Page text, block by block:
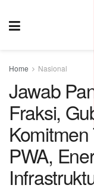
Home Nasional
Jawab
Fraksi,
PWA,